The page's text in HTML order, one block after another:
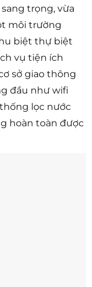
trọng, vừa
môi trường
biệt thự biệt
vụ tiện ích
sở giao thông
đầu như wifi
lọc nước
hoàn toàn được